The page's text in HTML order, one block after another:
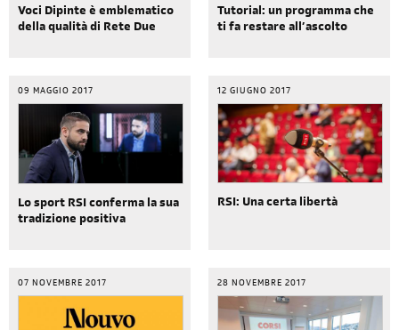
Voci Dipinte è emblematico
della qualità di Rete Due
Tutorial: un programma che
ti fa restare all’ascolto
09 MAGGIO 2017
Lo sport RSI conferma la sua
tradizione positiva
12 GIUGNO 2017
RSI: Una certa libertà
07 NOVEMBRE 2017 28 NOVEMBRE 2017